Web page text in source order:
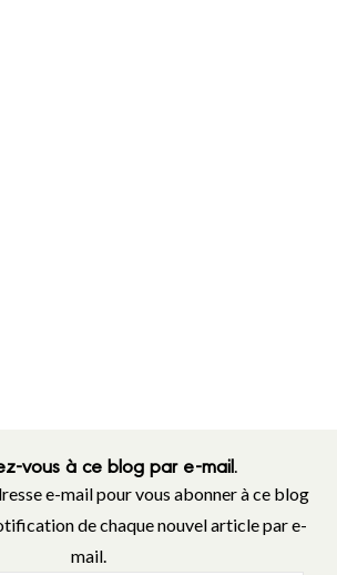
vous à ce blog par e-mail.
e-mail pour vous abonner à ce blog
de chaque nouvel article par e-
mail.